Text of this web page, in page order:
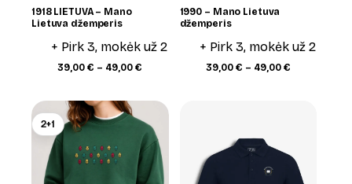
1918 LIETUVA – Mano
Lietuva džemperis
+ Pirk 3, mokėk už 2
39,00€ – 49,00€
through
49,00 €
1990 – Mano Lietuva
džemperis
+ Pirk 3, mokėk už 2
39,00 € – 49,00 €Price
2+1